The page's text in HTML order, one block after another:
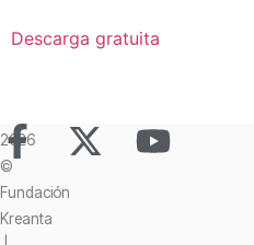
Descarga gratuita
2026
©
Fundación
Kreanta